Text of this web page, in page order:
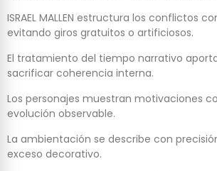
ISRAEL MALLEN estructura los conflictos
evitando giros gratuitos o artificiosos.
El tratamiento del tiempo narrativo
sacrificar coherencia interna.
Los personajes muestran motivaciones
evolución observable.
La ambientación se describe con
exceso decorativo.